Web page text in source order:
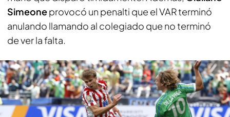
Simeoneprovocó un penalti que el VAR terminó
anulando llamando al colegiado que no terminó
de ver la falta.